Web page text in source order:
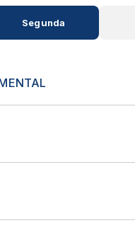
Segunda